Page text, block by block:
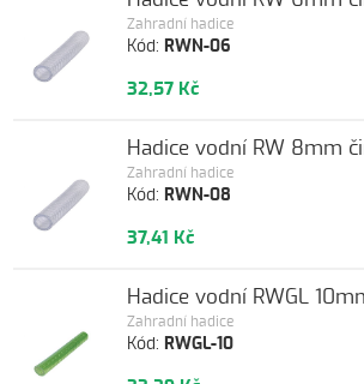
Kód: RWN-06
Zahradní hadice
32,57 Kč
Kód: RWN-08
Zahradní hadice
Hadice vodní RW 8mm
37,41 Kč
Kód: RWGL-10
Zahradní hadice
Hadice vodní RWGL